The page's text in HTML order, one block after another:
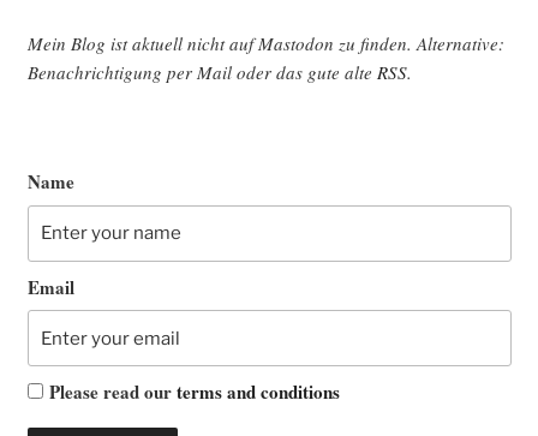
Mein Blog ist aktu­ell nicht auf Mast­o­don zu fin­den. Alter­na­ti­ve:
Benach­rich­ti­gung per Mail oder das gute alte RSS.
Name
Email
Please read ourterms and conditions